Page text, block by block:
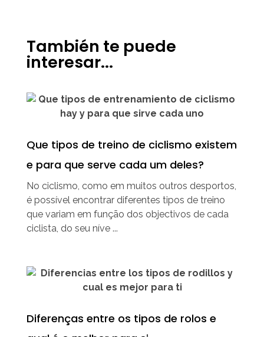
También te puede
interesar...
Que tipos de treino de ciclismo existem
e para que serve cada um deles?
No ciclismo, como em muitos outros desportos,
é possível encontrar diferentes tipos de treino
que variam em função dos objectivos de cada
ciclista, do seu níve ...
Diferenças entre os tipos de rolos e